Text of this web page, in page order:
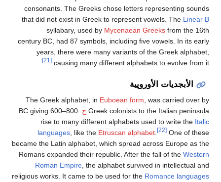
consonants. The Greeks chose letters representing sounds
that did not exist in Greek to represent vowels. The Linear B
syllabary, used by Mycenaean Greeks from the 16th
century BC, had 87 symbols, including five vowels. In its early
years, there were many variants of the Greek alphabet,
causing many different alphabets to evolve from it.
[21]
الأبجديات الأوروپية
The Greek alphabet, in Euboean form , was carried over by
Greek colonists to the Italian peninsula ح.
800–600 BC giving
rise to many different alphabets used to write the Italic
languages , like the Etruscan alphabet [22] One of these
became the Latin alphabet, which spread across Europe as the
Romans expanded their republic. After the fall of the Western
Roman Empire , the alphabet survived in intellectual and
religious works. It came to be used for the Romance languages